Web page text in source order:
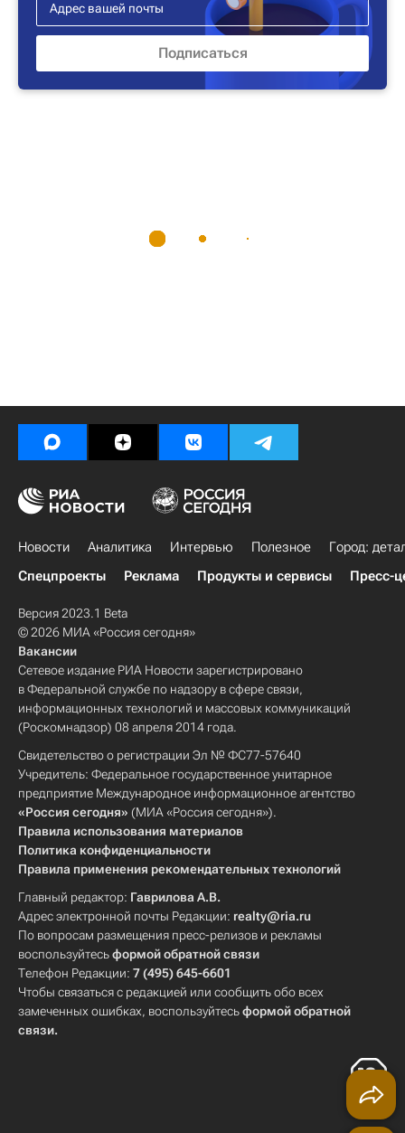
Новости Аналитика Интервью Полезное
Город:
Спецпроекты
Реклама Продукты и сервисы Пресс-
Версия 2023.1 Beta
© 2026 МИА «Россия сегодня»
Вакансии
Сетевое издание РИА Новости зарегистрировано
в Федеральной службе по надзору в сфере связи,
информационных технологий и массовых коммуникаций
(Роскомнадзор) 08 апреля 2014 года.
Свидетельство о регистрации Эл № ФС77-57640
Учредитель: Федеральное государственное унитарное
предприятие Международное информационное агентство
«Россия сегодня» (МИА «Россия сегодня»).
Правила использования материалов
Политика конфиденциальности
Правила применения рекомендательных технологий
Главный редактор: Гаврилова А.В.
Адрес электронной почты Редакции: realty@ria.ru
По вопросам размещения пресс-релизов и рекламы
воспользуйтесьформой обратной связи
Телефон Редакции: 7 (495) 645-6601
Чтобы связаться с редакцией или сообщить обо всех
замеченных ошибках, воспользуйтесьформой обратной
связи.